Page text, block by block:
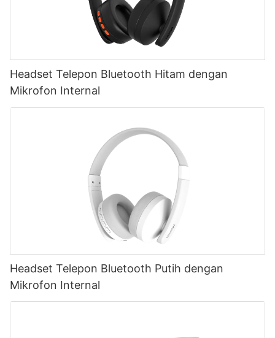
Headset Telepon Bluetooth Hitam dengan
Mikrofon Internal
Headset Telepon Bluetooth Putih dengan
Mikrofon Internal